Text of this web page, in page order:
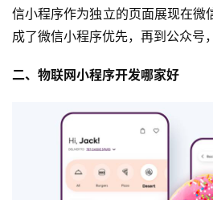
信小程序作为独立的页面展现在微
成了微信小程序优先，再到公众号
二、物联网小程序开发哪家好